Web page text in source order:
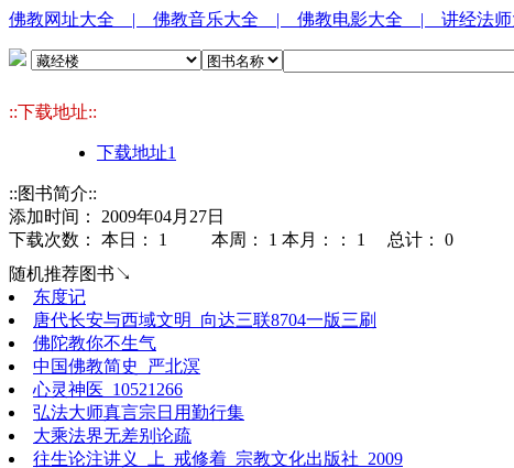
佛教网址大全 | 佛教音乐大全 | 佛教电影大全 | 讲经法
::下载地址::
下载地址1
::图书简介::
添加时间： 2009年04月27日
下载次数： 本日： 1 本周： 1 本月：： 1 总计： 0
随机推荐图书↘
东度记
唐代长安与西域文明_向达三联8704一版三刷
佛陀教你不生气
中国佛教简史_严北溟
心灵神医_10521266
弘法大师真言宗日用勤行集
大乘法界无差别论疏
往生论注讲义_上_戒修着_宗教文化出版社_2009